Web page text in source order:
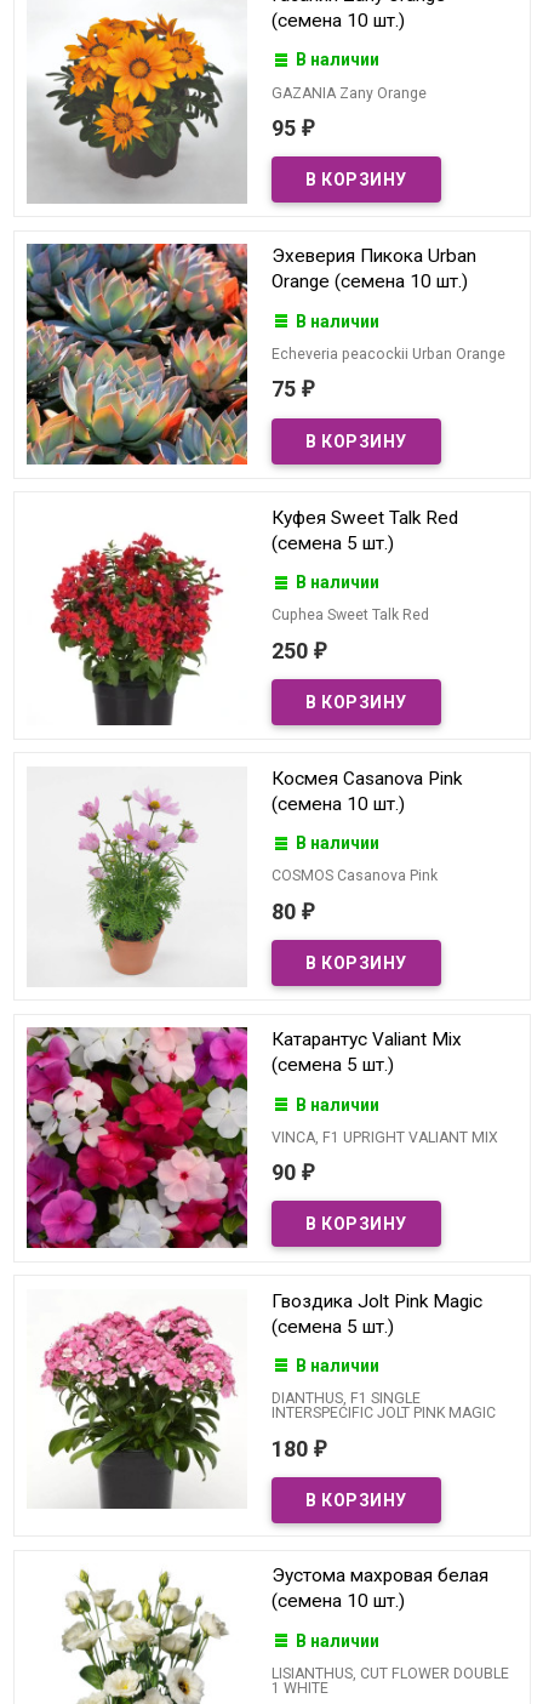
(семена 10 шт.)
В наличии
GAZANIA Zany Orange
95 ₽
Эхеверия Пикока Urban
Orange (семена 10 шт.)
В наличии
Echeveria peacockii Urban Orange
75 ₽
Куфея Sweet Talk Red
(семена 5 шт.)
В наличии
Cuphea Sweet Talk Red
250 ₽
Космея Casanova Pink
(семена 10 шт.)
В наличии
COSMOS Casanova Pink
80 ₽
Катарантус Valiant Mix
(семена 5 шт.)
В наличии
VINCA, F1 UPRIGHT VALIANT MIX
90 ₽
Гвоздика Jolt Pink Magic
(семена 5 шт.)
В наличии
DIANTHUS, F1 SINGLE
INTERSPECIFIC JOLT PINK MAGIC
180 ₽
Эустома махровая белая
(семена 10 шт.)
В наличии
LISIANTHUS, CUT FLOWER DOUBLE
1 WHITE